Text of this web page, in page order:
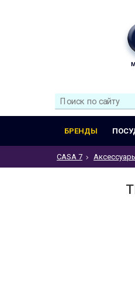
БРЕНДЫ
CASA 7